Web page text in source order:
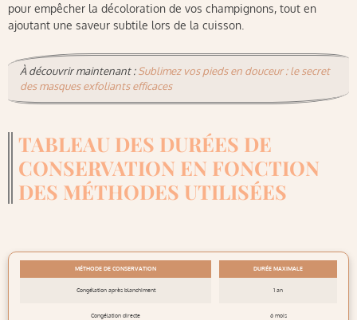
pour empêcher la décoloration de vos champignons, tout en
ajoutant une saveur subtile lors de la cuisson.
À découvrir maintenant :Sublimez vos pieds en douceur : le secret
des masques exfoliants efficaces
TABLEAU DES DURÉES DE
CONSERVATION EN FONCTION
DES MÉTHODES UTILISÉES
MÉTHODE DE CONSERVATION DURÉE MAXIMALE
Congélation après blanchiment 1 an
Congélation directe 6 mois